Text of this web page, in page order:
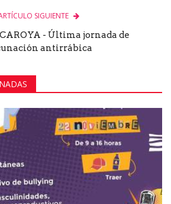
SIGUIENTE
- Última jornada de
antirrábica